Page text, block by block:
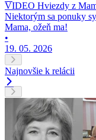
VIDEO Hviezdy z
Niektorým sa ponuky
Mama, ožeň ma!
•
19. 05. 2026
Najnovšie k relácii